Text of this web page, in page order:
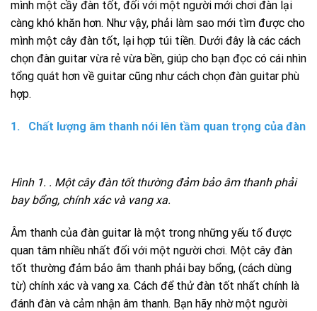
mình một cầy đàn tốt, đối với một người mới chơi đàn lại
càng khó khăn hơn. Như vậy, phải làm sao mới tìm được cho
mình một cây đàn tốt, lại hợp túi tiền. Dưới đây là các cách
chọn đàn guitar vừa rẻ vừa bền, giúp cho bạn đọc có cái nhìn
tổng quát hơn về guitar cũng như cách chọn đàn guitar phù
hợp.
1. Chất lượng âm thanh nói lên tầm quan trọng của đàn
Hình 1. . Một cây đàn tốt thường đảm bảo âm thanh phải
bay bổng, chính xác và vang xa.
Âm thanh của đàn guitar là một trong những yếu tố được
quan tâm nhiều nhất đối với một người chơi. Một cây đàn
tốt thường đảm bảo âm thanh phải bay bổng, (cách dùng
từ) chính xác và vang xa. Cách để thử đàn tốt nhất chính là
đánh đàn và cảm nhận âm thanh. Bạn hãy nhờ một người